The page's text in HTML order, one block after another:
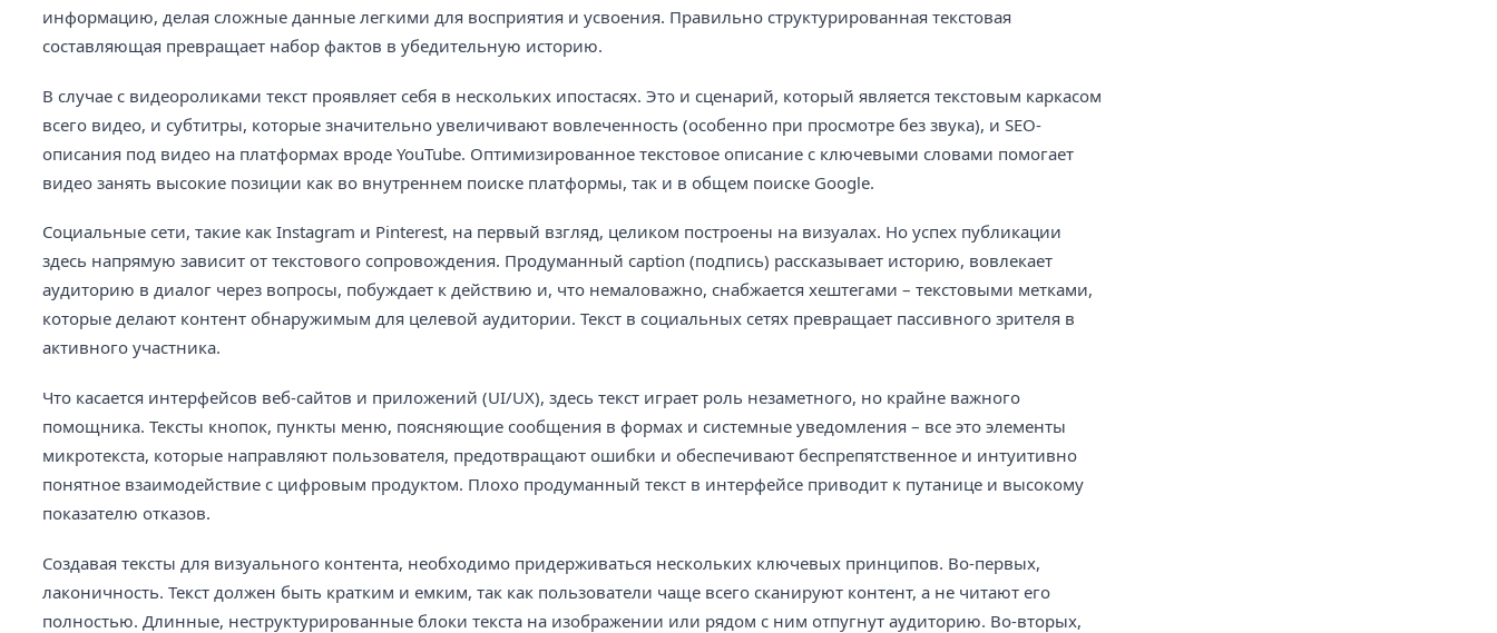
информацию, делая сложные данные легкими для восприятия и усвоения. Правильно структурированная текстовая
составляющая превращает набор фактов в убедительную историю.
В случае с видеороликами текст проявляет себя в нескольких ипостасях. Это и сценарий, который является текстовым каркасом
всего видео, и субтитры, которые значительно увеличивают вовлеченность (особенно при просмотре без звука), и SEO-
описания под видео на платформах вроде YouTube. Оптимизированное текстовое описание с ключевыми словами помогает
видео занять высокие позиции как во внутреннем поиске платформы, так и в общем поиске Google.
Социальные сети, такие как Instagram и Pinterest, на первый взгляд, целиком построены на визуалах. Но успех публикации
здесь напрямую зависит от текстового сопровождения. Продуманный caption (подпись) рассказывает историю, вовлекает
аудиторию в диалог через вопросы, побуждает к действию и, что немаловажно, снабжается хештегами – текстовыми метками,
которые делают контент обнаружимым для целевой аудитории. Текст в социальных сетях превращает пассивного зрителя в
активного участника.
Что касается интерфейсов веб-сайтов и приложений (UI/UX), здесь текст играет роль незаметного, но крайне важного
помощника. Тексты кнопок, пункты меню, поясняющие сообщения в формах и системные уведомления – все это элементы
микротекста, которые направляют пользователя, предотвращают ошибки и обеспечивают беспрепятственное и интуитивно
понятное взаимодействие с цифровым продуктом. Плохо продуманный текст в интерфейсе приводит к путанице и высокому
показателю отказов.
Создавая тексты для визуального контента, необходимо придерживаться нескольких ключевых принципов. Во-первых,
лаконичность. Текст должен быть кратким и емким, так как пользователи чаще всего сканируют контент, а не читают его
полностью. Длинные, неструктурированные блоки текста на изображении или рядом с ним отпугнут аудиторию. Во-вторых,